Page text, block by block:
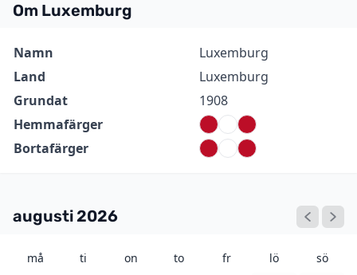
Om Luxemburg
Information
Namn
Luxemburg
Land
Luxemburg
Grundat
1908
Hemmafärger
Bortafärger
augusti 2026
må ti on to fr lö
sö